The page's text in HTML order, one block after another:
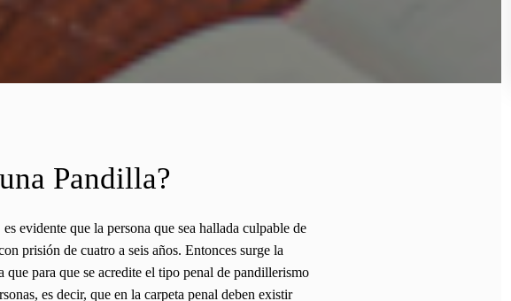
Pandilla?
evidente que la persona que sea hallada culpable de
prisión de cuatro a seis años. Entonces surge la
para que se acredite el tipo penal de pandillerismo
es decir, que en la carpeta penal deben existir